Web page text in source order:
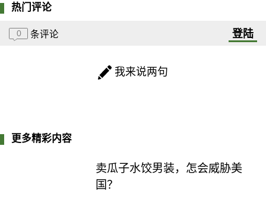
热门评论
0 条评论 登陆
我来说两句
更多精彩内容
卖瓜子水饺男装，怎会威胁美
国？